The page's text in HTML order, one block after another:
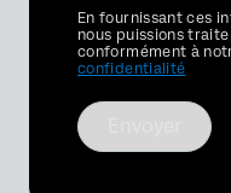
Privacy
Optin
En fournissant ces
nous puissions
conformément à
confidentialité